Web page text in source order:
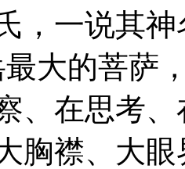
，一说其
大的菩萨
、在思考
胸襟、大